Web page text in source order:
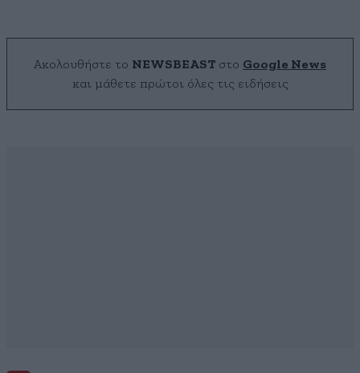
Ακολουθήστε το NEWSBEAST στο Google News
και μάθετε πρώτοι όλες τις ειδήσεις